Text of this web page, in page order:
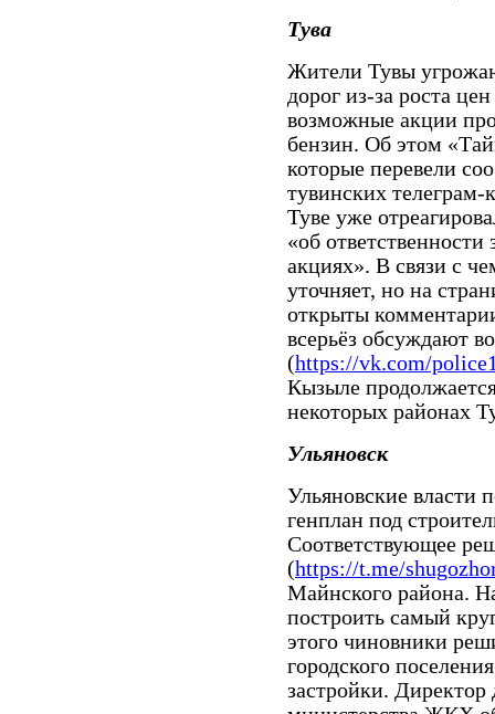
Тува
Жители Тувы
дорог из-за роста
возможные акции
бензин. Об этом
которые перевели
тувинских
Туве уже
«об
акциях». В связи с
уточняет, но на
открыты
всерьёз обсуждают
(https://vk.com/
Кызыле
некоторых районах
Ульяновск
Ульяновские власти
генплан под
Соответствующее
(https://t.me/
Майнского района.
построить самый
этого чиновники
городского
застройки.